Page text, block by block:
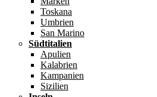
Toskana
Umbrien
San Marino
Südtitalien
Apulien
Kalabrien
Kampanien
Sizilien